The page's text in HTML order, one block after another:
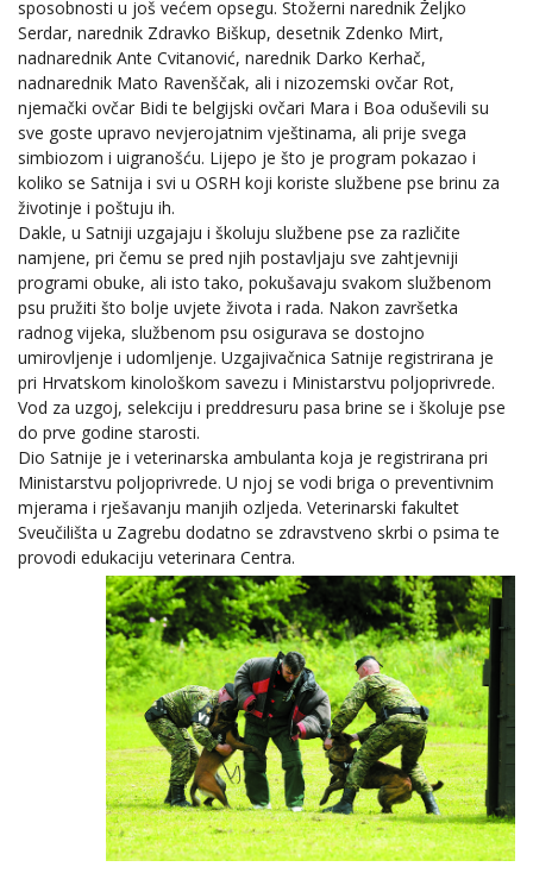
sposobnosti u još većem opsegu. Stožerni narednik Željko
Serdar, narednik Zdravko Biškup, desetnik Zdenko Mirt,
nadnarednik Ante Cvitanović, narednik Darko Kerhač,
nadnarednik Mato Ravenščak, ali i nizozemski ovčar Rot,
njemački ovčar Bidi te belgijski ovčari Mara i Boa oduševili su
sve goste upravo nevjerojatnim vještinama, ali prije svega
simbiozom i uigranošću. Lijepo je što je program pokazao i
koliko se Satnija i svi u OSRH koji koriste službene pse brinu za
životinje i poštuju ih.
Dakle, u Satniji uzgajaju i školuju službene pse za različite
namjene, pri čemu se pred njih postavljaju sve zahtjevniji
programi obuke, ali isto tako, pokušavaju svakom službenom
psu pružiti što bolje uvjete života i rada. Nakon završetka
radnog vijeka, službenom psu osigurava se dostojno
umirovljenje i udomljenje. Uzgajivačnica Satnije registrirana je
pri Hrvatskom kinološkom savezu i Ministarstvu poljoprivrede.
Vod za uzgoj, selekciju i preddresuru pasa brine se i školuje pse
do prve godine starosti.
Dio Satnije je i veterinarska ambulanta koja je registrirana pri
Ministarstvu poljoprivrede. U njoj se vodi briga o preventivnim
mjerama i rješavanju manjih ozljeda. Veterinarski fakultet
Sveučilišta u Zagrebu dodatno se zdravstveno skrbi o psima te
provodi edukaciju veterinara Centra.